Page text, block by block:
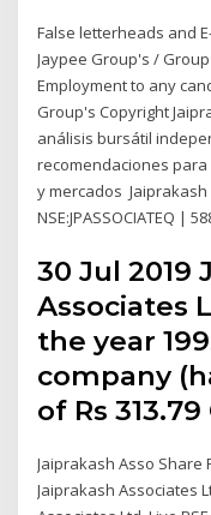
False letterheads and
Jaypee Group's /
Employment to any
Group's Copyright
análisis bursátil
recomendaciones
y mercados Jaiprakash
NSE:JPASSOCIATEQ |
30 Jul 2019
Associates
the year
company
of Rs
Jaiprakash Asso Share
Jaiprakash Associates